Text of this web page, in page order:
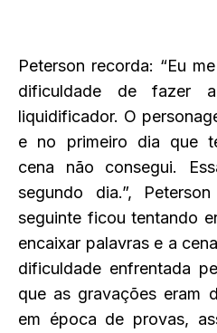
Peterson recorda: “Eu
dificuldade de fazer
liquidificador. O
e no primeiro dia que
cena não consegui.
segundo dia.”,
seguinte ficou tentando
encaixar palavras e a
dificuldade enfrentada
que as gravações eram
em época de provas,